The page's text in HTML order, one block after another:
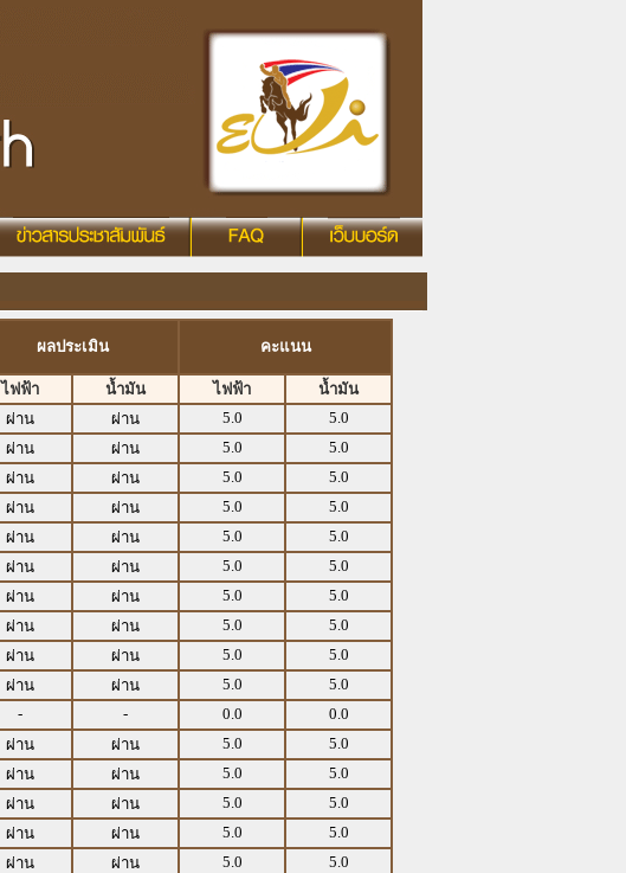
ผลประเมิน คะแนน
ไฟฟ้า น้ำมัน ไฟฟ้า
น้ำมัน
ผ่าน ผ่าน 5.0
5.0
ผ่าน ผ่าน 5.0
5.0
ผ่าน ผ่าน 5.0
5.0
ผ่าน ผ่าน 5.0
5.0
ผ่าน ผ่าน 5.0
5.0
ผ่าน ผ่าน 5.0
5.0
ผ่าน ผ่าน 5.0
5.0
ผ่าน ผ่าน 5.0
5.0
ผ่าน ผ่าน 5.0
5.0
ผ่าน ผ่าน 5.0
5.0
- - 0.0
0.0
ผ่าน ผ่าน 5.0
5.0
ผ่าน ผ่าน 5.0
5.0
ผ่าน ผ่าน 5.0
5.0
ผ่าน ผ่าน 5.0
5.0
ผ่าน ผ่าน 5.0
5.0